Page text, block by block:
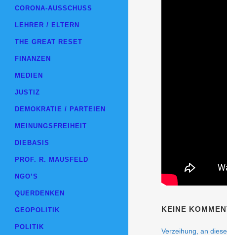
CORONA-AUSSCHUSS
LEHRER / ELTERN
THE GREAT RESET
FINANZEN
MEDIEN
JUSTIZ
DEMOKRATIE / PARTEIEN
MEINUNGSFREIHEIT
DIEBASIS
PROF. R. MAUSFELD
NGO’S
QUERDENKEN
GEOPOLITIK
POLITIK
KEINE
Verzeihung, an